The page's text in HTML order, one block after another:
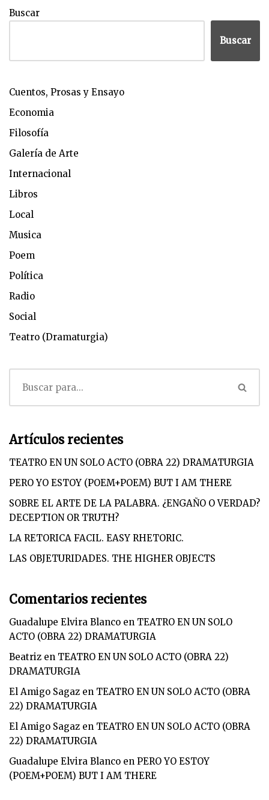
Buscar
Buscar
Cuentos, Prosas y Ensayo
Economia
Filosofía
Galería de Arte
Internacional
Libros
Local
Musica
Poem
Política
Radio
Social
Teatro (Dramaturgia)
Artículos recientes
TEATRO EN UN SOLO ACTO (OBRA 22) DRAMATURGIA
PERO YO ESTOY (POEM+POEM) BUT I AM THERE
SOBRE EL ARTE DE LA PALABRA. ¿ENGAÑO O VERDAD?
DECEPTION OR TRUTH?
LA RETORICA FACIL. EASY RHETORIC.
LAS OBJETURIDADES. THE HIGHER OBJECTS
Comentarios recientes
Guadalupe Elvira Blanco en TEATRO EN UN SOLO
ACTO (OBRA 22) DRAMATURGIA
Beatriz en TEATRO EN UN SOLO ACTO (OBRA 22)
DRAMATURGIA
El Amigo Sagaz en TEATRO EN UN SOLO ACTO (OBRA
22) DRAMATURGIA
El Amigo Sagaz en TEATRO EN UN SOLO ACTO (OBRA
22) DRAMATURGIA
Guadalupe Elvira Blanco en PERO YO ESTOY
(POEM+POEM) BUT I AM THERE